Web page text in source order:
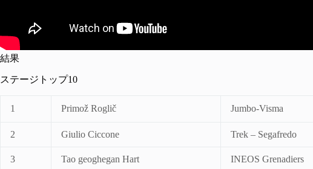
結果
ステージトップ10
1 Primož Roglič Jumbo-Visma
2 Giulio Ciccone Trek – Segafredo
3 Tao geoghegan Hart INEOS Grenadiers